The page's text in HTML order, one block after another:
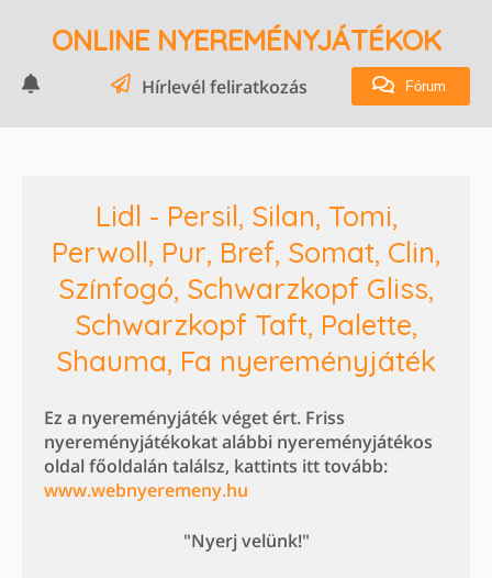
ONLINE NYEREMÉNYJÁTÉKOK
Hírlevél feliratkozás Fórum
Lidl - Persil, Silan, Tomi,
Perwoll, Pur, Bref, Somat, Clin,
Színfogó, Schwarzkopf Gliss,
Schwarzkopf Taft, Palette,
Shauma, Fa nyereményjáték
Ez a nyereményjáték véget ért. Friss
nyereményjátékokat alábbi nyereményjátékos
oldal főoldalán találsz, kattints itt tovább:
www.webnyeremeny.hu
"Nyerj velünk!"